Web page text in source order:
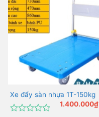
Xe đẩy sàn nhựa 1T-150kg
1.400.000₫